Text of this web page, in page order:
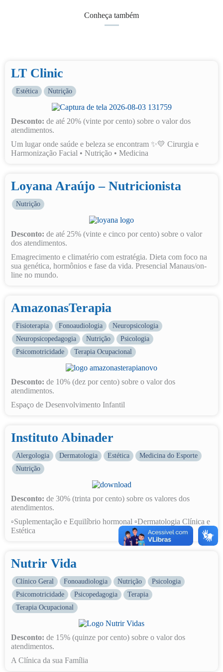
Conheça também
LT Clinic
Estética Nutrição
Desconto: de até 20% (vinte por cento) sobre o valor dos
atendimentos.
Um lugar onde saúde e beleza se encontram ✨💛 Cirurgia e
Harmonização Facial • Nutrição • Medicina
Loyana Araújo – Nutricionista
Nutrição
Desconto: de até 25% (vinte e cinco por cento) sobre o valor
dos atendimentos.
Emagrecimento e climatério com estratégia. Dieta com foco na
sua genética, hormônios e fase da vida. Presencial Manaus/on-
line no mundo.
AmazonasTerapia
Fisioterapia Fonoaudiologia
Neuropsicologia
Neuropsicopedagogia
Nutrição
Psicologia
Psicomotricidade
Terapia Ocupacional
Desconto: de 10% (dez por cento) sobre o valor dos
atendimentos.
Espaço de Desenvolvimento Infantil
Instituto Abinader
Alergologia Dermatologia Estética
Medicina do Esporte
Nutrição
Desconto: de 30% (trinta por cento) sobre os valores dos
atendimentos.
▫️Suplementação e Equilíbrio hormonal ▫️Dermatologia Clínica e
Estética
Nutrir Vida
Clínico Geral Fonoaudiologia Nutrição
Psicologia
Psicomotricidade
Psicopedagogia
Terapia
Terapia Ocupacional
Desconto: de 15% (quinze por cento) sobre o valor dos
atendimentos.
A Clínica da sua Família